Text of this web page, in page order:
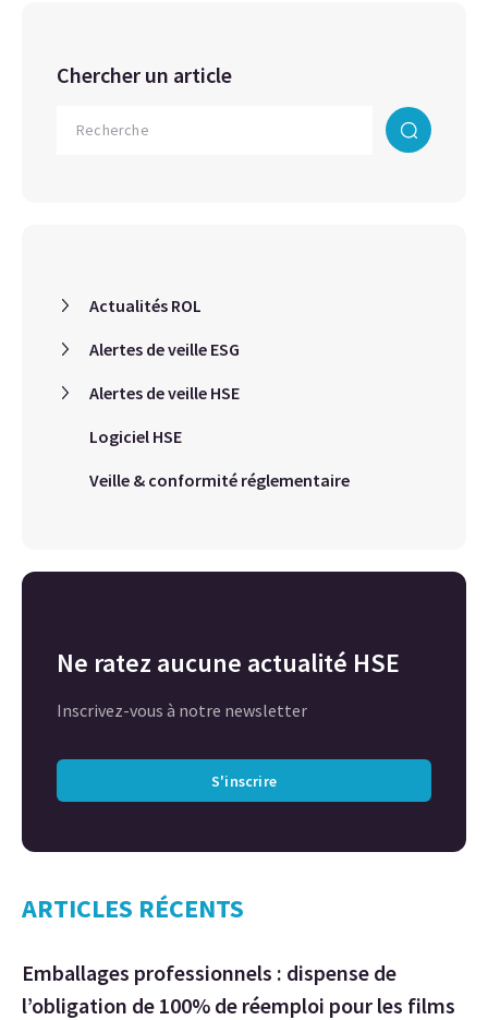
Chercher un article
Actualités ROL
Alertes de veille ESG
Alertes de veille HSE
Logiciel HSE
Veille & conformité réglementaire
Ne ratez aucune actualité HSE
Inscrivez-vous à notre newsletter
S'inscrire
ARTICLES RÉCENTS
Emballages professionnels : dispense de
l’obligation de 100% de réemploi pour les films